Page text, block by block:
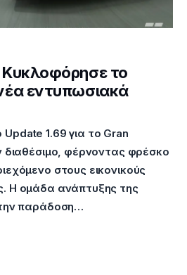
Κυκλοφόρησε το
εντυπωσιακά
1.69 για το Gran
διαθέσιμο, φέρνοντας φρέσκο
στους εικονικούς
Η ομάδα ανάπτυξης της
παράδοση…